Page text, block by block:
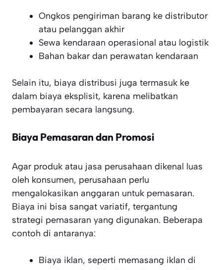
Ongkos pengiriman barang ke distributor
atau pelanggan akhir
Sewa kendaraan operasional atau logistik
Bahan bakar dan perawatan kendaraan
Selain itu, biaya distribusi juga termasuk ke
dalam biaya eksplisit, karena melibatkan
pembayaran secara langsung.
Biaya Pemasaran dan Promosi
Agar produk atau jasa perusahaan dikenal luas
oleh konsumen, perusahaan perlu
mengalokasikan anggaran untuk pemasaran.
Biaya ini bisa sangat variatif, tergantung
strategi pemasaran yang digunakan. Beberapa
contoh di antaranya:
Biaya iklan, seperti memasang iklan di